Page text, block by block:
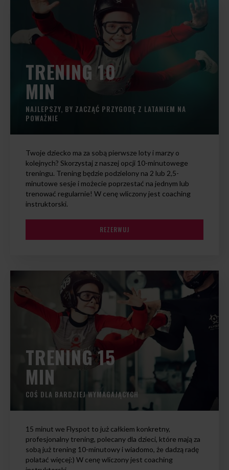
TRENING 10
MIN
NAJLEPSZY, BY ZACZĄĆ PRZYGODĘ Z LATANIEM NA
POWAŻNIE
Twoje dziecko ma za sobą pierwsze loty i marzy o
kolejnych? Skorzystaj z naszej opcji 10-minutowege
treningu. Trening będzie podzielony na 2 lub 2,5-
minutowe sesje i możecie poprzestać na jednym lub
trenować regularnie! W cenę wliczony jest coaching
instruktorski.
REZERWUJ
TRENING 15
MIN
COŚ DLA BARDZIEJ WYMAGAJĄCYCH
15 minut we Flyspot to już całkiem konkretny,
profesjonalny trening, polecany dla dzieci, które mają za
sobą już trening 10-minutowy i wiadomo, że dadzą radę
polatać więcej:) W cenę wliczony jest coaching